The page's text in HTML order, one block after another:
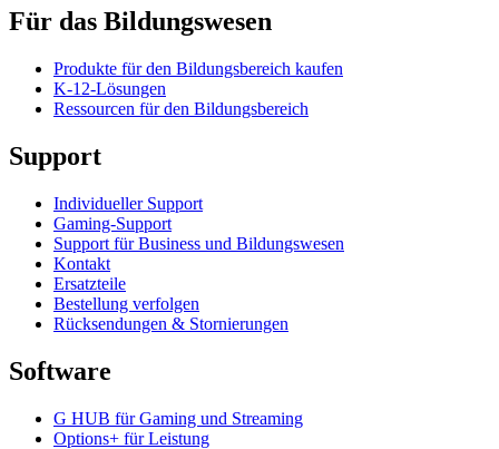
Für das Bildungswesen
Produkte für den Bildungsbereich kaufen
K-12-Lösungen
Ressourcen für den Bildungsbereich
Support
Individueller Support
Gaming-Support
Support für Business und Bildungswesen
Kontakt
Ersatzteile
Bestellung verfolgen
Rücksendungen & Stornierungen
Software
G HUB für Gaming und Streaming
Options+ für Leistung